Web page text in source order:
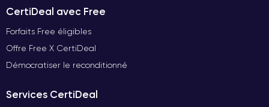
CertiDeal avec Free
Forfaits Free éligibles
Offre Free X CertiDeal
Démocratiser le reconditionné
Services CertiDeal